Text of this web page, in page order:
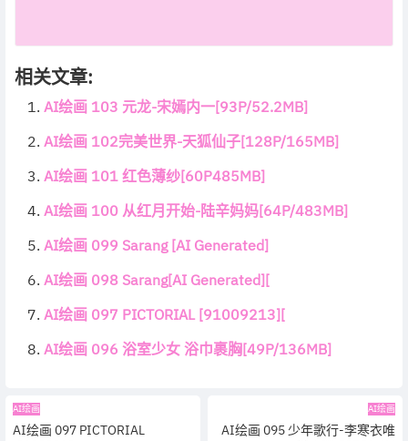
相关文章:
AI绘画 103 元龙-宋嫣内一[93P/52.2MB]
AI绘画 102完美世界-天狐仙子[128P/165MB]
AI绘画 101 红色薄纱[60P485MB]
AI绘画 100 从红月开始-陆辛妈妈[64P/483MB]
AI绘画 099 Sarang [AI Generated]
AI绘画 098 Sarang[AI Generated][
AI绘画 097 PICTORIAL [91009213][
AI绘画 096 浴室少女 浴巾裹胸[49P/136MB]
AI绘画
AI绘画 097 PICTORIAL
AI绘画
AI绘画 095 少年歌行-李寒衣唯